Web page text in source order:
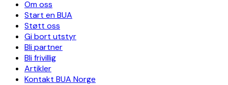
Om oss
Start en BUA
Støtt oss
Gi bort utstyr
Bli partner
Bli frivillig
Artikler
Kontakt BUA Norge